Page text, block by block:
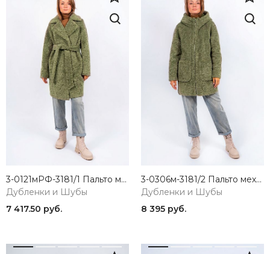
3-0121мРФ-3181/1 Пальто меховое женское фисташковый ELECTRA STYLE
Дубленки и Шубы
7 417.50 руб.
3-0306м-3181/2 Пальто меховое женское фисташковый ELECTRA STYLE
Дубленки и Шубы
8 395 руб.